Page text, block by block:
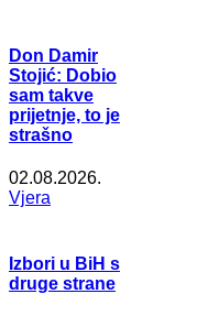
Don Damir
Stojić: Dobio
sam takve
prijetnje, to je
strašno
02.08.2026.
Vjera
Izbori u BiH s
druge strane